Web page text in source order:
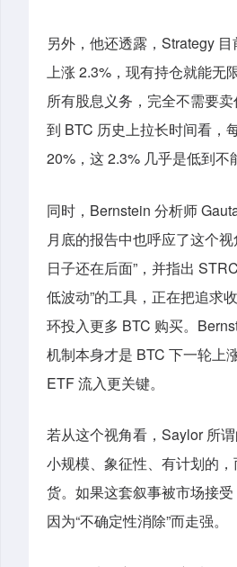
另外，他还透露，Strategy
上涨 2.3%，现有持仓就能无
所有股息义务，完全不需要
到 BTC 历史上拉长时间看，
20%，这 2.3% 几乎是低到不
同时，Bernstein 分析师
月底的报告中也呼应了这个
日子还在后面”，并指出
低波动”的工具，正在把追求
环投入更多 BTC 购买。
机制本身才是 BTC 下一轮上
ETF 流入更关键。
若从这个视角看，Saylor 所谓
小规模、象征性、有计划的
货。如果这套叙事被市场接
因为“不确定性消除”而走强。